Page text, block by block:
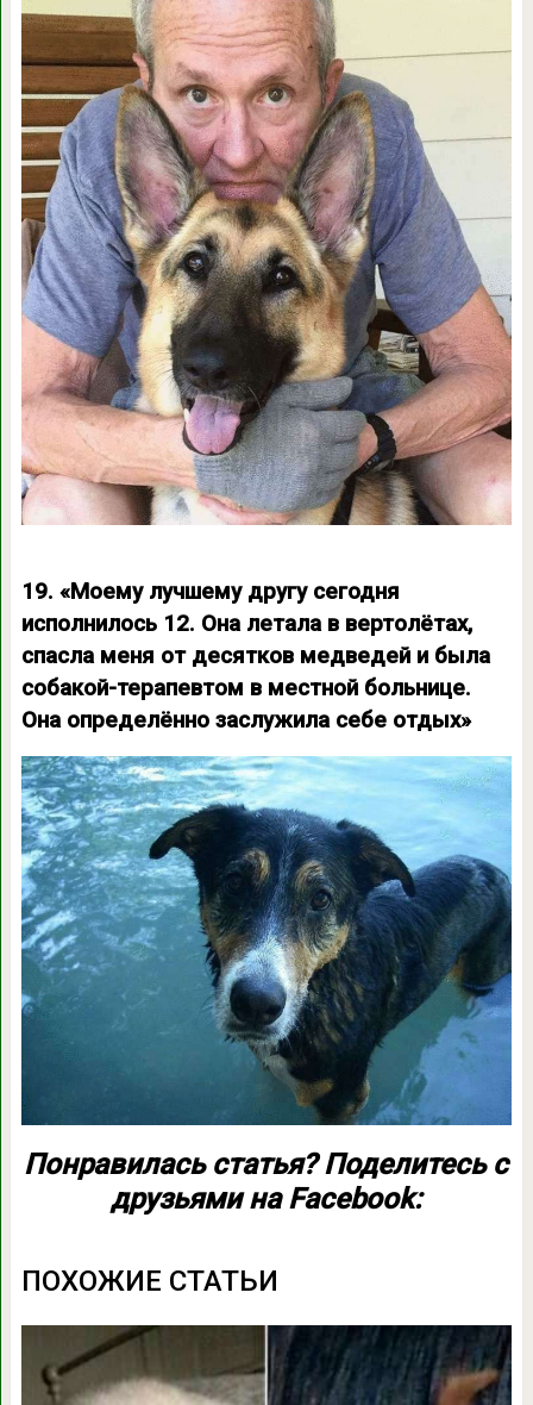
19. «Моему лучшему другу сегодня
исполнилось 12. Она летала в вертолётах,
спасла меня от десятков медведей и была
собакой-терапевтом в местной больнице.
Она определённо заслужила себе отдых»
Понравилась статья? Поделитесь с
друзьями на Facebook:
ПОХОЖИЕ СТАТЬИ